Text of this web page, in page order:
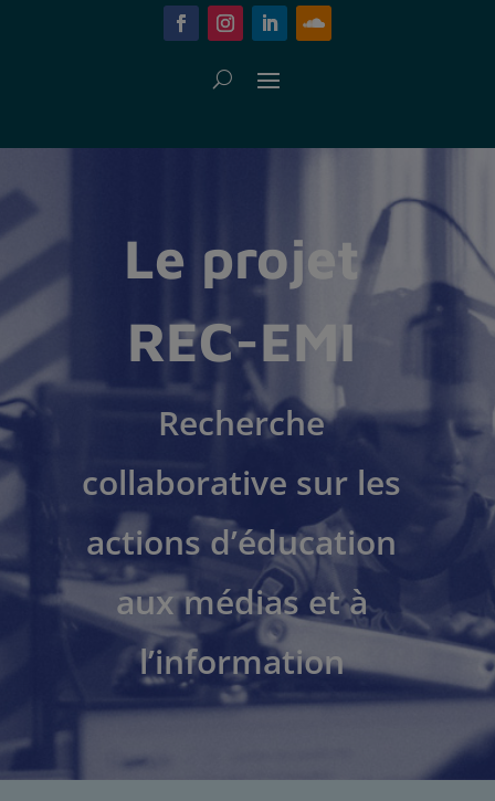
Le projet
REC-EMI
Recherche
collaborative sur les
actions d’éducation
aux médias et à
l’information